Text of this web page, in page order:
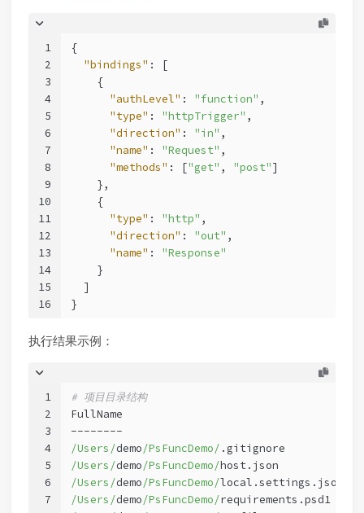
1
2
3
4
5
6
7
8
9
10
11
12
13
14
15
16
{
"bindings" :
[
{
"authLevel" : "function" ,
"type" : "httpTrigger" ,
"direction" : "in" ,
"name" : "Request" ,
"methods" : ["get" , "post"]
},
{
"type" : "http" ,
"direction" : "out" ,
"name" :
"Response"
}
]
}
执行结果示例：
1
2
3
4
5
6
7
# 项目目录结构
FullName
--------
/Users/demo/PsFuncDemo/ .gitignore
/Users/demo/PsFuncDemo/host.json
/Users/demo/PsFuncDemo/local.settings.json
/Users/demo/PsFuncDemo/requirements.psd1